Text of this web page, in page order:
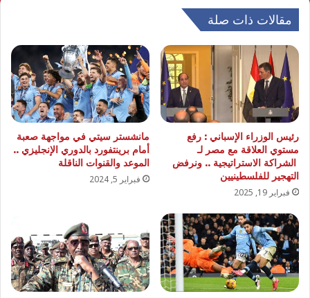
مقالات ذات صلة
رئيس الوزراء الإسباني : رفع
مستوي العلاقة مع مصر لـ
الشراكة الاستراتيجية .. ونرفض
التهجير للفلسطينيين
فبراير 19, 2025
مانشستر سيتي في مواجهة صعبة
أمام برينتفورد بالدوري الإنجليزي ..
الموعد والقنوات الناقلة
فبراير 5, 2024